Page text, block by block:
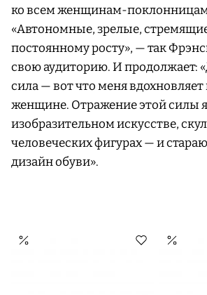
ко всем женщинам-
«Автономные, зрелые,
постоянному росту», — так
свою аудиторию. И продолжает:
сила — вот что меня
женщине. Отражение этой силы
изобразительном искусстве,
человеческих фигурах — и
дизайн обуви».